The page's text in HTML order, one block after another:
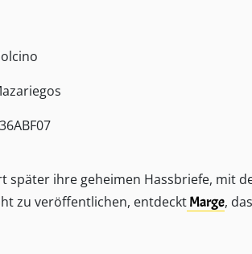
36ABF07
ihre geheimen Hassbriefe, mit
zu veröffentlichen, entdecktMarge,